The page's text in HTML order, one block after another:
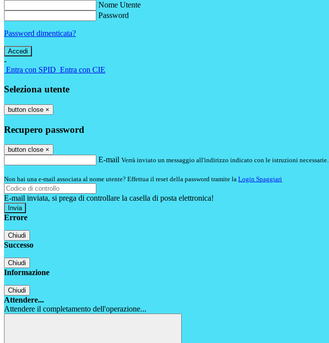
Nome Utente
Password
Password dimenticata?
-
Entra con SPID Entra con CIE
Seleziona utente
button close ×
Recupero password
button close ×
E-mail Verrà inviato un messaggio all'indirizzo indicato con le istruzioni necessarie.
Non hai una e-mail associata al nome utente? Effettua il reset della password tramite la Login Spaggiari
E-mail inviata, si prega di controllare la casella di posta elettronica!
Errore
Chiudi
Successo
Chiudi
Informazione
Chiudi
Attendere...
Attendere il completamento dell'operazione...